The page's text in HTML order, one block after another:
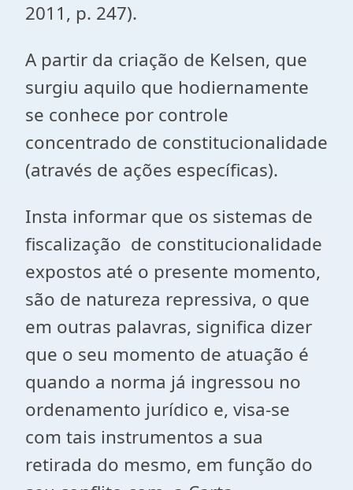
2011, p. 247).
A partir da criação de Kelsen, que
surgiu aquilo que hodiernamente
se conhece por controle
concentrado de constitucionalidade
(através de ações específicas).
Insta informar que os sistemas de
fiscalização de constitucionalidade
expostos até o presente momento,
são de natureza repressiva, o que
em outras palavras, significa dizer
que o seu momento de atuação é
quando a norma já ingressou no
ordenamento jurídico e, visa-se
com tais instrumentos a sua
retirada do mesmo, em função do